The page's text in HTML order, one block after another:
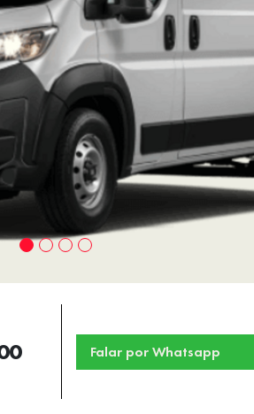
Falar por Whatsapp